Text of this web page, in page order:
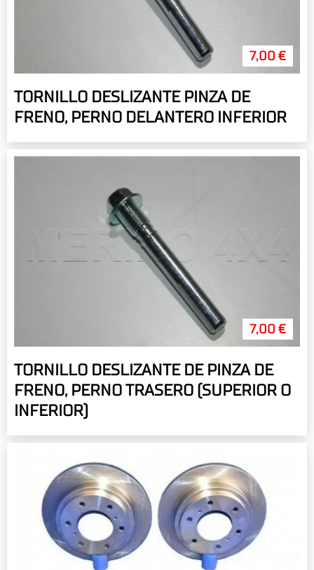
7,00 €
TORNILLO DESLIZANTE PINZA DE
FRENO, PERNO DELANTERO INFERIOR
7,00 €
TORNILLO DESLIZANTE DE PINZA DE
FRENO, PERNO TRASERO (SUPERIOR O
INFERIOR)